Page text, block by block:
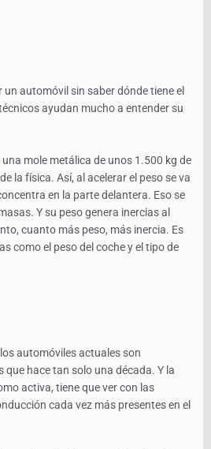
un automóvil sin saber dónde tiene el
ayudan mucho a entender su
mole metálica de unos 1.500 kg de
la física. Así, al acelerar el peso se va
en la parte delantera. Eso se
Y su peso genera inercias al
cuanto más peso, más inercia. Es
como el peso del coche y el tipo de
automóviles actuales son
hace tan solo una década. Y la
activa, tiene que ver con las
cada vez más presentes en el